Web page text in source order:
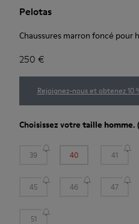
Pelotas
Chaussures marron foncé pour
250 €
Rejoignez-nous et obtenez 10
Choisissez votre taille homme.
39 40 41
45 46 47
51